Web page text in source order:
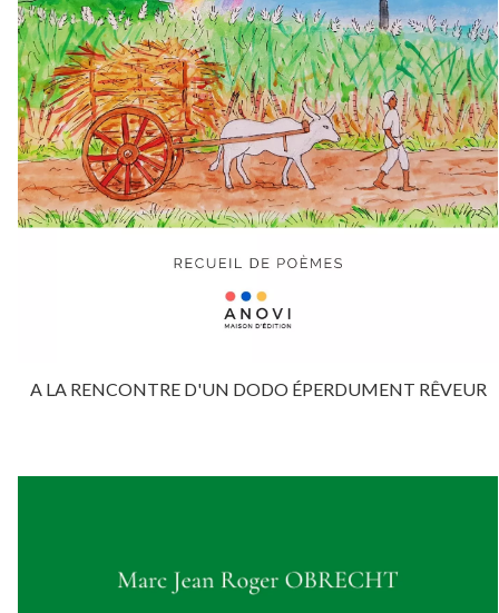
A LA RENCONTRE D'UN DODO ÉPERDUMENT RÊVEUR